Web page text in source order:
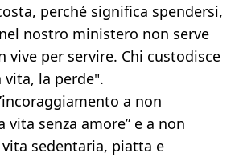
perché significa spendersi,
nostro ministero non serve
vive per servire. Chi custodisce
la perde".
a non
vita senza amore” e a non
sedentaria, piatta e